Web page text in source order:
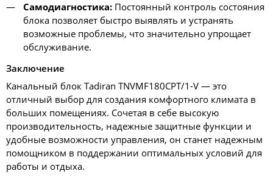
Самодиагностика:Постоянный контроль состояния
блока позволяет быстро выявлять и устранять
возможные проблемы, что значительно упрощает
обслуживание.
Заключение
Канальный блок Tadiran TNVMF180CPT/1-V — это
отличный выбор для создания комфортного климата в
больших помещениях. Сочетая в себе высокую
производительность, надежные защитные функции и
удобные возможности управления, он станет надежным
помощником в поддержании оптимальных условий для
работы и отдыха.